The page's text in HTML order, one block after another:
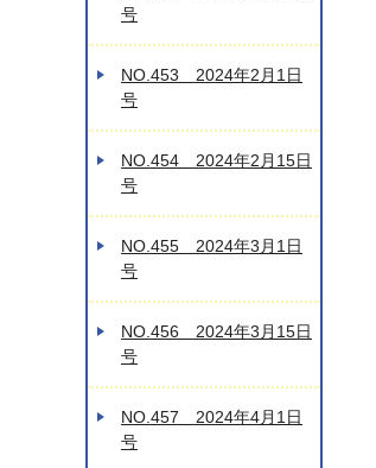
号
NO.453 2024年2月1日
号
NO.454 2024年2月15日
号
NO.455 2024年3月1日
号
NO.456 2024年3月15日
号
NO.457 2024年4月1日
号